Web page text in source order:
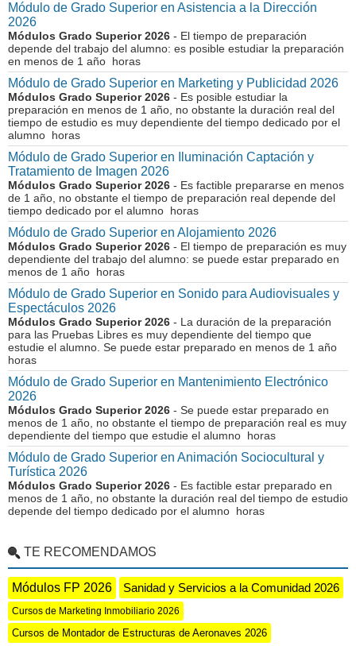
Módulo de Grado Superior en Asistencia a la Dirección
2026
Módulos Grado Superior 2026 - El tiempo de preparación
depende del trabajo del alumno: es posible estudiar la preparación
en menos de 1 año horas
Módulo de Grado Superior en Marketing y Publicidad 2026
Módulos Grado Superior 2026 - Es posible estudiar la
preparación en menos de 1 año, no obstante la duración real del
tiempo de estudio es muy dependiente del tiempo dedicado por el
alumno horas
Módulo de Grado Superior en Iluminación Captación y
Tratamiento de Imagen 2026
Módulos Grado Superior 2026 - Es factible prepararse en menos
de 1 año, no obstante el tiempo de preparación real depende del
tiempo dedicado por el alumno horas
Módulo de Grado Superior en Alojamiento 2026
Módulos Grado Superior 2026 - El tiempo de preparación es muy
dependiente del trabajo del alumno: se puede estar preparado en
menos de 1 año horas
Módulo de Grado Superior en Sonido para Audiovisuales y
Espectáculos 2026
Módulos Grado Superior 2026 - La duración de la preparación
para las Pruebas Libres es muy dependiente del tiempo que
estudie el alumno. Se puede estar preparado en menos de 1 año
horas
Módulo de Grado Superior en Mantenimiento Electrónico
2026
Módulos Grado Superior 2026 - Se puede estar preparado en
menos de 1 año, no obstante el tiempo de preparación real es muy
dependiente del tiempo que estudie el alumno horas
Módulo de Grado Superior en Animación Sociocultural y
Turística 2026
Módulos Grado Superior 2026 - Es factible estar preparado en
menos de 1 año, no obstante la duración real del tiempo de estudio
depende del tiempo dedicado por el alumno horas
TE RECOMENDAMOS
Módulos FP 2026 Sanidad y Servicios a la Comunidad 2026
Cursos de Marketing Inmobiliario 2026
Cursos de Montador de Estructuras de Aeronaves 2026